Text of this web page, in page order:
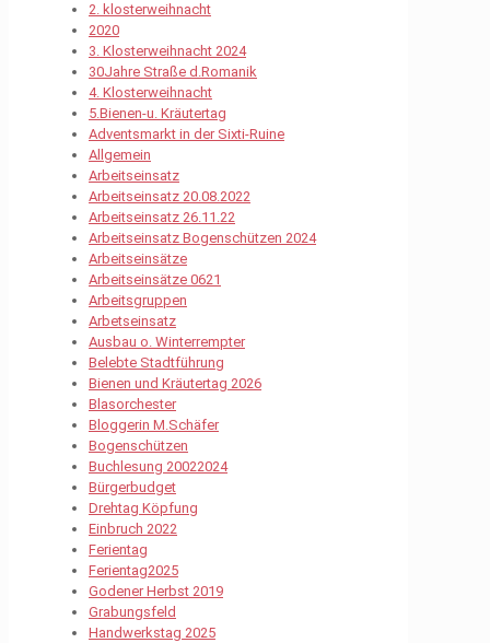
2. klosterweihnacht
2020
3. Klosterweihnacht 2024
30Jahre Straße d.Romanik
4. Klosterweihnacht
5.Bienen-u. Kräutertag
Adventsmarkt in der Sixti-Ruine
Allgemein
Arbeitseinsatz
Arbeitseinsatz 20.08.2022
Arbeitseinsatz 26.11.22
Arbeitseinsatz Bogenschützen 2024
Arbeitseinsätze
Arbeitseinsätze 0621
Arbeitsgruppen
Arbetseinsatz
Ausbau o. Winterrempter
Belebte Stadtführung
Bienen und Kräutertag 2026
Blasorchester
Bloggerin M.Schäfer
Bogenschützen
Buchlesung 20022024
Bürgerbudget
Drehtag Köpfung
Einbruch 2022
Ferientag
Ferientag2025
Godener Herbst 2019
Grabungsfeld
Handwerkstag 2025